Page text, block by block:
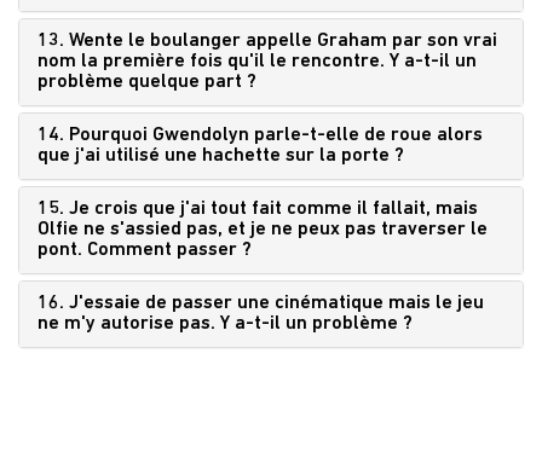
13. Wente le boulanger appelle Graham par son vrai
nom la première fois qu'il le rencontre. Y a-t-il un
problème quelque part ?
14. Pourquoi Gwendolyn parle-t-elle de roue alors
que j'ai utilisé une hachette sur la porte ?
15. Je crois que j'ai tout fait comme il fallait, mais
Olfie ne s'assied pas, et je ne peux pas traverser le
pont. Comment passer ?
16. J'essaie de passer une cinématique mais le jeu
ne m'y autorise pas. Y a-t-il un problème ?